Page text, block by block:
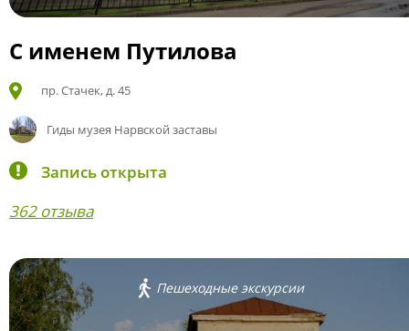
С именем Путилова
пр. Стачек, д. 45
Гиды музея Нарвской заставы
Запись открыта
362 отзыва
Пешеходные экскурсии